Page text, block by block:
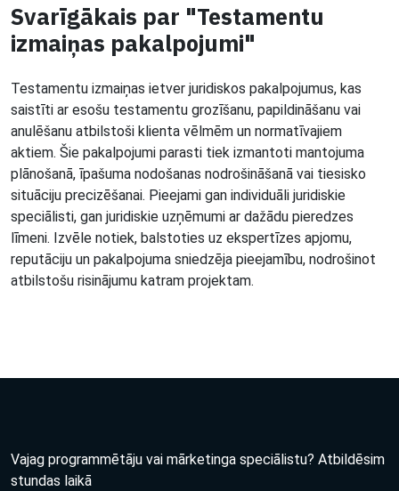
Svarīgākais par "Testamentu
izmaiņas pakalpojumi"
Testamentu izmaiņas ietver juridiskos pakalpojumus, kas
saistīti ar esošu testamentu grozīšanu, papildināšanu vai
anulēšanu atbilstoši klienta vēlmēm un normatīvajiem
aktiem. Šie pakalpojumi parasti tiek izmantoti mantojuma
plānošanā, īpašuma nodošanas nodrošināšanā vai tiesisko
situāciju precizēšanai. Pieejami gan individuāli juridiskie
speciālisti, gan juridiskie uzņēmumi ar dažādu pieredzes
līmeni. Izvēle notiek, balstoties uz ekspertīzes apjomu,
reputāciju un pakalpojuma sniedzēja pieejamību, nodrošinot
atbilstošu risinājumu katram projektam.
Vajag programmētāju vai mārketinga speciālistu? Atbildēsim
stundas laikā